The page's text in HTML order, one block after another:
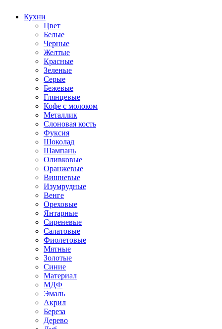
Кухни
Цвет
Белые
Черные
Желтые
Красные
Зеленые
Серые
Бежевые
Глянцевые
Кофе с молоком
Металлик
Слоновая кость
Фуксия
Шоколад
Шампань
Оливковые
Оранжевые
Вишневые
Изумрудные
Венге
Ореховые
Янтарные
Сиреневые
Салатовые
Фиолетовые
Мятные
Золотые
Синие
Материал
МДФ
Эмаль
Акрил
Береза
Дерево